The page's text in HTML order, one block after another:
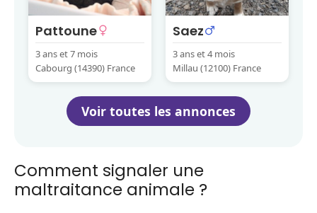
Pattoune
3 ans et 7 mois
Cabourg (14390) France
Saez
3 ans et 4 mois
Millau (12100) France
Voir toutes les annonces
Comment signaler une
maltraitance animale ?